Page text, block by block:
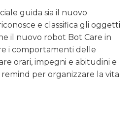
guida sia il nuovo
e classifica gli oggetti
il nuovo robot Bot Care in
i comportamenti delle
orari, impegni e abitudini e
remind per organizzare la vita